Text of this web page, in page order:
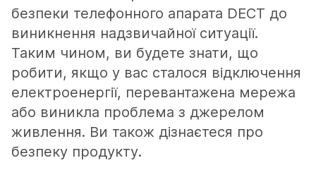
безпеки телефонного апарата DECT до
виникнення надзвичайної ситуації.
Таким чином, ви будете знати, що
робити, якщо у вас сталося відключення
електроенергії, перевантажена мережа
або виникла проблема з джерелом
живлення. Ви також дізнаєтеся про
безпеку продукту.